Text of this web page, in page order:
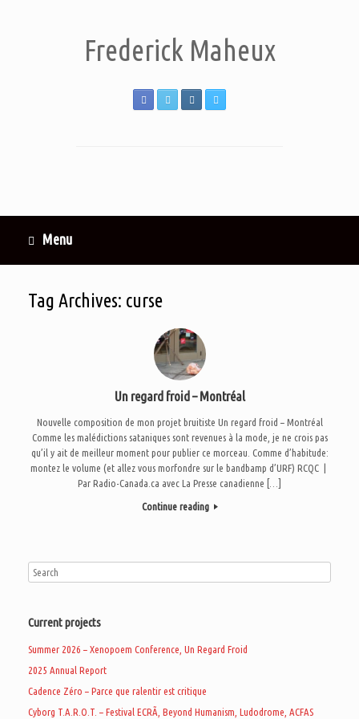
Frederick Maheux
Menu
Tag Archives: curse
Un regard froid – Montréal
Nouvelle composition de mon projet bruitiste Un regard froid – Montréal
Comme les malédictions sataniques sont revenues à la mode, je ne crois pas
qu’il y ait de meilleur moment pour publier ce morceau. Comme d’habitude:
montez le volume (et allez vous morfondre sur le bandbamp d’URF) RCQC |
Par Radio-Canada.ca avec La Presse canadienne […]
Continue reading
Current projects
Summer 2026 – Xenopoem Conference, Un Regard Froid
2025 Annual Report
Cadence Zéro – Parce que ralentir est critique
Cyborg T.A.R.O.T. – Festival ECRÃ, Beyond Humanism, Ludodrome, ACFAS